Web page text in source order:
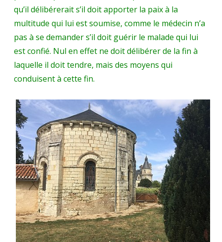
qu’il délibérerait s’il doit apporter la paix à la
multitude qui lui est soumise, comme le médecin n’a
pas à se demander s’il doit guérir le malade qui lui
est confié. Nul en effet ne doit délibérer de la fin à
laquelle il doit tendre, mais des moyens qui
conduisent à cette fin.